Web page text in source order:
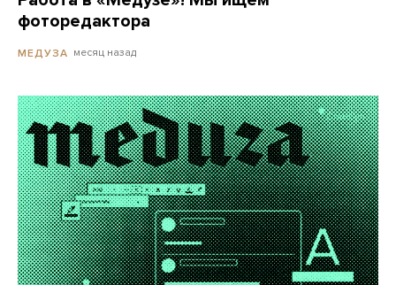
фоторедактора
МЕДУЗА месяц назад